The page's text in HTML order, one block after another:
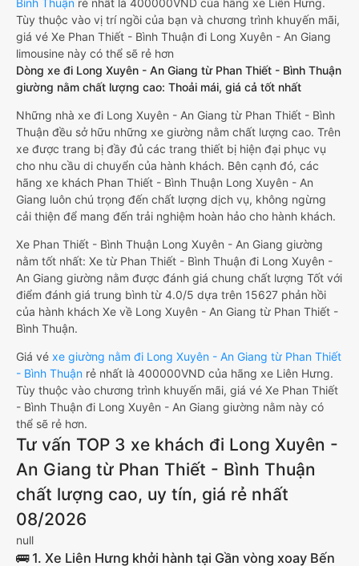
Bình Thuận rẻ nhất là 400000VND của hãng xe Liên Hưng.
Tùy thuộc vào vị trí ngồi của bạn và chương trình khuyến mãi,
giá vé Xe Phan Thiết - Bình Thuận đi Long Xuyên - An Giang
limousine này có thể sẽ rẻ hơn
Dòng xe đi Long Xuyên - An Giang từ Phan Thiết - Bình Thuận
giường nằm chất lượng cao: Thoải mái, giá cả tốt nhất
Những nhà xe đi Long Xuyên - An Giang từ Phan Thiết - Bình
Thuận đều sở hữu những xe giường nằm chất lượng cao. Trên
xe được trang bị đầy đủ các trang thiết bị hiện đại phục vụ
cho nhu cầu di chuyển của hành khách. Bên cạnh đó, các
hãng xe khách Phan Thiết - Bình Thuận Long Xuyên - An
Giang luôn chú trọng đến chất lượng dịch vụ, không ngừng
cải thiện để mang đến trải nghiệm hoàn hảo cho hành khách.
Xe Phan Thiết - Bình Thuận Long Xuyên - An Giang giường
nằm tốt nhất: Xe từ Phan Thiết - Bình Thuận đi Long Xuyên -
An Giang giường nằm được đánh giá chung chất lượng Tốt với
điểm đánh giá trung bình từ 4.0/5 dựa trên 15627 phản hồi
của hành khách Xe về Long Xuyên - An Giang từ Phan Thiết -
Bình Thuận.
Giá vé xe giường nằm đi Long Xuyên - An Giang từ Phan Thiết
- Bình Thuận rẻ nhất là 400000VND của hãng xe Liên Hưng.
Tùy thuộc vào chương trình khuyến mãi, giá vé Xe Phan Thiết
- Bình Thuận đi Long Xuyên - An Giang giường nằm này có
thể sẽ rẻ hơn.
Tư vấn TOP 3 xe khách đi Long Xuyên -
An Giang từ Phan Thiết - Bình Thuận
chất lượng cao, uy tín, giá rẻ nhất
08/2026
null
🚌 1. Xe Liên Hưng khởi hành tại Gần vòng xoay Bến